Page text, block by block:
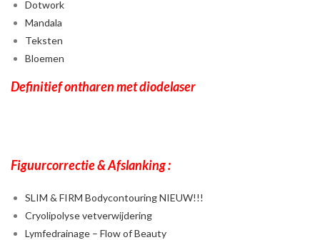
Dotwork
Mandala
Teksten
Bloemen
Definitief ontharenmet diodelaser
Figuurcorrectie & Afslanking :
SLIM & FIRM Bodycontouring NIEUW!!!
Cryolipolyse vetverwijdering
Lymfedrainage – Flow of Beauty